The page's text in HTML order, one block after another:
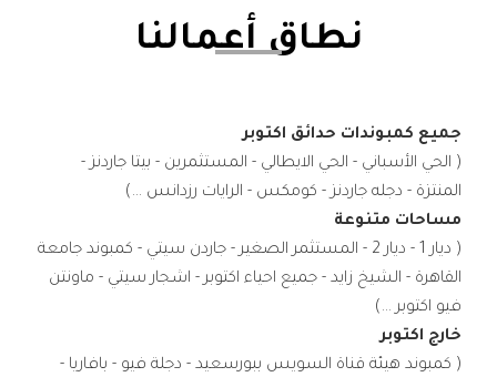
نطاق أعمالنا
جميع كمبوندات حدائق اكتوبر
( الحي الأسباني - الحي الايطالي - المستثمرين - بيتا جاردنز -
المنتزة - دجله جاردنز - كومكس - الرايات رزدانس ...)
مساحات متنوعة
( ديار 1 - ديار 2 - المستثمر الصغير - جاردن سيتي - كمبوند جامعة
القاهرة - الشيخ زايد - جميع احياء اكتوبر - اشجار سيتي - ماونتن
فيو اكتوبر ...)
خارج اكتوبر
( كمبوند هيئة قناة السويس ببورسعيد - دجلة فيو - بافاريا -